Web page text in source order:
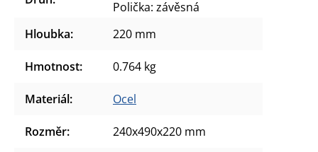
Polička: závěsná
Hloubka: 220 mm
Hmotnost: 0.764 kg
Materiál: Ocel
Rozměr: 240x490x220 mm